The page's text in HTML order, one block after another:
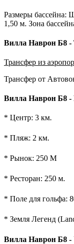
Размеры бассейна:
1,50 м. Зона
Вилла Наврон Б8 -
Трансфер из
Трансфер от
Вилла Наврон Б8 -
* Центр: 3 км.
* Пляж: 2 км.
* Рынок: 250 М
* Ресторан: 250 м.
* Поле для гольфа:
* Земля Легенд
Вилла Наврон Б8 -